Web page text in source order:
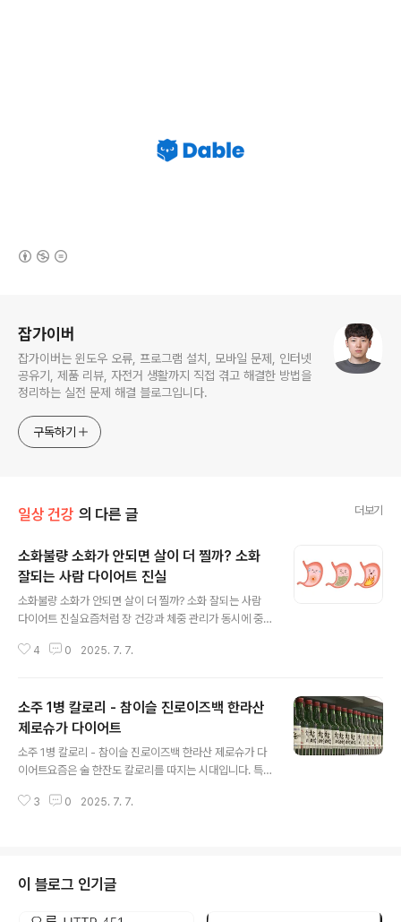
잡가이버
잡가이버는 윈도우 오류, 프로그램 설치, 모바일 문제, 인터넷
공유기, 제품 리뷰, 자전거 생활까지 직접 겪고 해결한 방법을
정리하는 실전 문제 해결 블로그입니다.
구독하기
일상 건강 의 다른 글 더보기
소화불량 소화가 안되면 살이 더 찔까? 소화
잘되는 사람 다이어트 진실
소화불량 소화가 안되면 살이 더 찔까? 소화 잘되는 사람
다이어트 진실요즘처럼 장 건강과 체중 관리가 동시에 중
‘어떻게 소화하느냐’가 더 중요할 수 있습니다. 많은 사람들
되지 않으면 체중이 빠지기 어려운 것은 물론이고, 대사 기
능 전반에 영향을 주어 쉽게 살이 찌는 체질로 바뀔 수 있습
니다.게다가 위산 역류나 장내 미생물 불균형, 헬리코박터
감염 등은 소화 효율을 저하시킬 뿐만 아니라 면역력까지
떨어뜨릴 수 있어 주의가 필요합니다. 이 글에서는 소화불
량과 체중 증가의 연결고리, 다이어트 중 겪을 수 있는 위장
4 0 2025. 7. 7.
소주 1병 칼로리 - 참이슬 진로이즈백 한라산
제로슈가 다이어트
소주 1병 칼로리 - 참이슬 진로이즈백 한라산 제로슈가 다
이어트요즘은 술 한잔도 칼로리를 따지는 시대입니다. 특
이거나 건강을 신경 쓰는 사람이라면 그 칼로리에 더욱 민
가 흔히 마시는 참이슬, 진로이즈백, 한라산, 제로슈가 소주
등 다양한 소주의 칼로리를 비교해보고, 다이어트와 술의
관계, 술을 마실 때 피해야 할 안주 조합, 그리고 체중 증가
3 0 2025. 7. 7.
이 블로그 인기글